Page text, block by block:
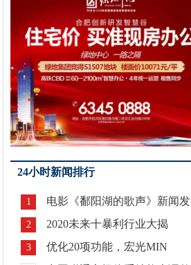
24小时新闻排行
1 电影《鄱阳湖的歌声》新闻发
2 2020未来十暴利行业大揭
3
优化20项功能，宏光MIN